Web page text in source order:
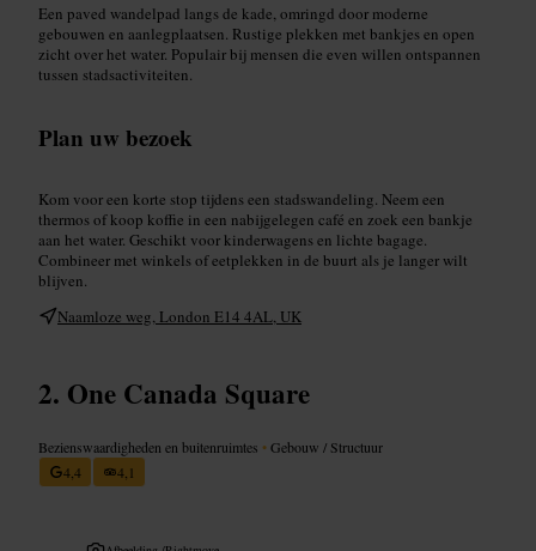
Een paved wandelpad langs de kade, omringd door moderne
gebouwen en aanlegplaatsen. Rustige plekken met bankjes en open
zicht over het water. Populair bij mensen die even willen ontspannen
tussen stadsactiviteiten.
Plan uw bezoek
Kom voor een korte stop tijdens een stadswandeling. Neem een
thermos of koop koffie in een nabijgelegen café en zoek een bankje
aan het water. Geschikt voor kinderwagens en lichte bagage.
Combineer met winkels of eetplekken in de buurt als je langer wilt
blijven.
Naamloze weg, London E14 4AL, UK
One Canada Square
Bezienswaardigheden en buitenruimtes •Gebouw / Structuur
4,4
4,1